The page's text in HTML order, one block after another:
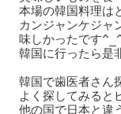
本場の韓国料理は
カンジャンケジャ
味しかったです
韓国に行ったら是
韓国で歯医者さん
よく探してみると
他の国で日本と違